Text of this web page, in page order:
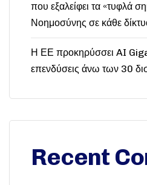
που εξαλείφει τα «τυφλά
Νοημοσύνης σε κάθε
Η ΕΕ προκηρύσσει AI
επενδύσεις άνω των 30
Recent